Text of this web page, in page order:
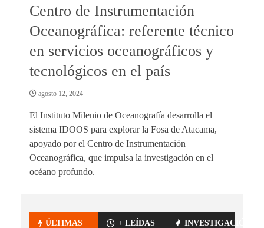
Centro de Instrumentación
Oceanográfica: referente técnico
en servicios oceanográficos y
tecnológicos en el país
agosto 12, 2024
El Instituto Milenio de Oceanografía desarrolla el
sistema IDOOS para explorar la Fosa de Atacama,
apoyado por el Centro de Instrumentación
Oceanográfica, que impulsa la investigación en el
océano profundo.
ÚLTIMAS + LEÍDAS INVESTIGACIÓN